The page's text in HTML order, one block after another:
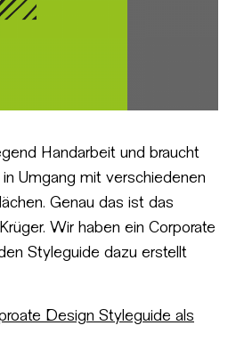
Handarbeit und braucht
in Umgang mit verschiedenen
Genau das ist das
Wir haben ein Corporate
Styleguide dazu erstellt
Design Styleguide als